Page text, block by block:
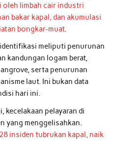
oleh limbah cair industri
bakar kapal, dan akumulasi
bongkar-muat.
meliputi penurunan
kandungan logam berat,
serta penurunan
laut. Ini bukan data
hari ini.
kecelakaan pelayaran di
yang menggelisahkan.
insiden tubrukan kapal, naik